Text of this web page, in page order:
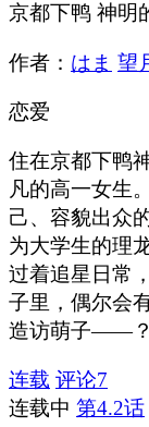
京都下鸭 神明
作者： はま 望
恋爱
住在京都下鸭
凡的高一女生
己、容貌出众
为大学生的理
过着追星日常
子里，偶尔会
造访萌子——？
连载 评论7
连载中 第4.2话